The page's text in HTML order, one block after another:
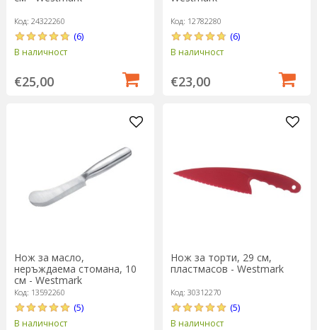
Код: 24322260
(6)
В наличност
€25,00
Код: 12782280
(6)
В наличност
€23,00
Нож за масло,
неръждаема стомана, 10
см - Westmark
Код: 13592260
(5)
В наличност
Нож за торти, 29 см,
пластмасов - Westmark
Код: 30312270
(5)
В наличност